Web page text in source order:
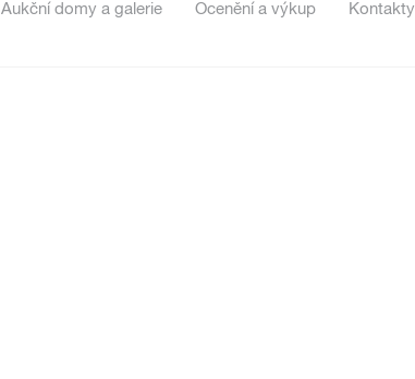
Aukční domy a galerie Ocenění a výkup Kontakty